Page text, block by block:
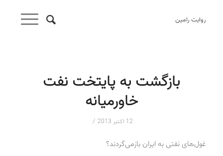
روایت رامین
بازگشت به پایتخت نفت
خاورمیانه
12 اکتبر 2013 /
غول‌های نفتی به ایران بازمی‌گردند؟